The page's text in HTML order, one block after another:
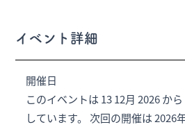
イベント詳細
開催日
このイベントは 13 12月 2026 か
しています。 次回の開催は 2026